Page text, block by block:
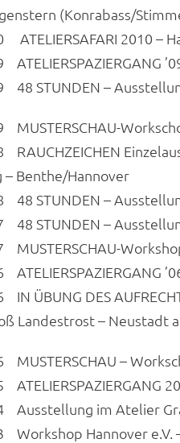
(Konrabass/
ATELIERSAFARI 2010 –
ATELIERSPAZIERGANG
48 STUNDEN –
MUSTERSCHAU-
RAUCHZEICHEN
– Benthe/Hannover
48 STUNDEN –
48 STUNDEN –
MUSTERSCHAU-
ATELIERSPAZIERGANG
IN ÜBUNG DES
Landestrost – Neustadt
MUSTERSCHAU –
ATELIERSPAZIERGANG
Ausstellung im Atelier
Workshop Hannover e.V.